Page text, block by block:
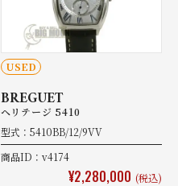
USED
BREGUET
ヘリテージ 5410
型式：5410BB/12/9VV
商品ID：v4174
¥2,280,000 (税込)